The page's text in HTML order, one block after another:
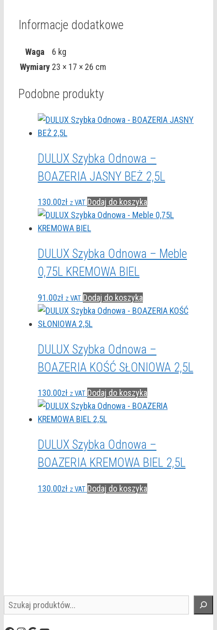
Informacje dodatkowe
Waga
6 kg
Wymiary 23 × 17 × 26 cm
Podobne produkty
DULUX Szybka Odnowa –
BOAZERIA JASNY BEŻ 2,5L
130.00zł z VAT Dodaj do koszyka
DULUX Szybka Odnowa – Meble
0,75L KREMOWA BIEL
91.00zł z VAT Dodaj do koszyka
DULUX Szybka Odnowa –
BOAZERIA KOŚĆ SŁONIOWA 2,5L
130.00zł z VAT Dodaj do koszyka
DULUX Szybka Odnowa –
BOAZERIA KREMOWA BIEL 2,5L
130.00zł z VAT Dodaj do koszyka
Szukaj